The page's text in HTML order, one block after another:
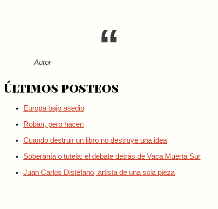
Autor
Últimos posteos
Europa bajo asedio
Roban, pero hacen
Cuando destruir un libro no destruye una idea
Soberanía o tutela: el debate detrás de Vaca Muerta Sur
Juan Carlos Distéfano, artista de una sola pieza